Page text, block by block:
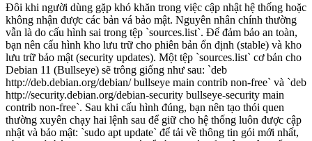
Đôi khi người dùng gặp khó khăn trong việc cập nhật hệ thống hoặc
không nhận được các bản vá bảo mật. Nguyên nhân chính thường
vẫn là do cấu hình sai trong tệp `sources.list`. Để đảm bảo an toàn,
bạn nên cấu hình kho lưu trữ cho phiên bản ổn định (stable) và kho
lưu trữ bảo mật (security updates). Một tệp `sources.list` cơ bản cho
Debian 11 (Bullseye) sẽ trông giống như sau: `deb
http://deb.debian.org/debian/ bullseye main contrib non-free` và `deb
http://security.debian.org/debian-security bullseye-security main
contrib non-free`. Sau khi cấu hình đúng, bạn nên tạo thói quen
thường xuyên chạy hai lệnh sau để giữ cho hệ thống luôn được cập
nhật và bảo mật: `sudo apt update` để tải về thông tin gói mới nhất,